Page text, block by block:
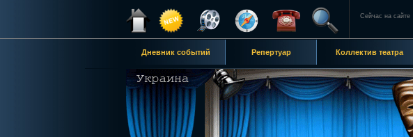
Сейчас на сайте
Дневник событий Репертуар Коллектив театра